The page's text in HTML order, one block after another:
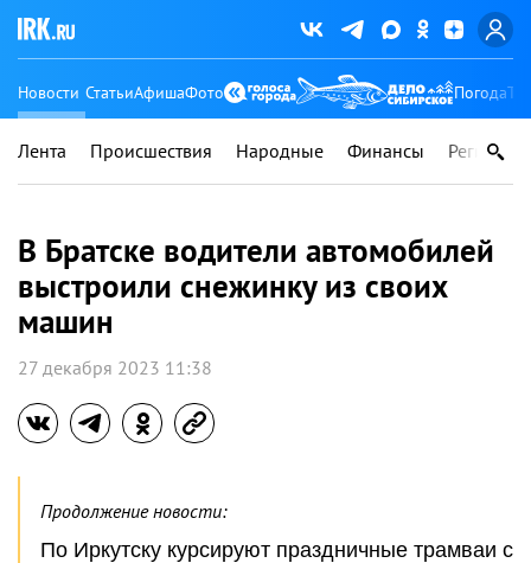
Новости СтатьиАфишаФото Погода
Лента Происшествия Народные Финансы Регионы
В Братске водители автомобилей
выстроили снежинку из своих
машин
27 декабря 2023 11:38
Продолжение новости:
По Иркутску курсируют праздничные трамваи с